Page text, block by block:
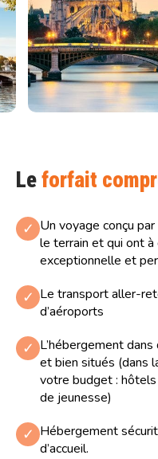
Leforfait
✓ Un voyage conçu
le terrain et qui ont à
exceptionnelle et
✓ Le transport aller-
d’aéroports
✓ L’hébergement
et bien situés (dans
votre budget :
de jeunesse)
✓ Hébergement
d’accueil.